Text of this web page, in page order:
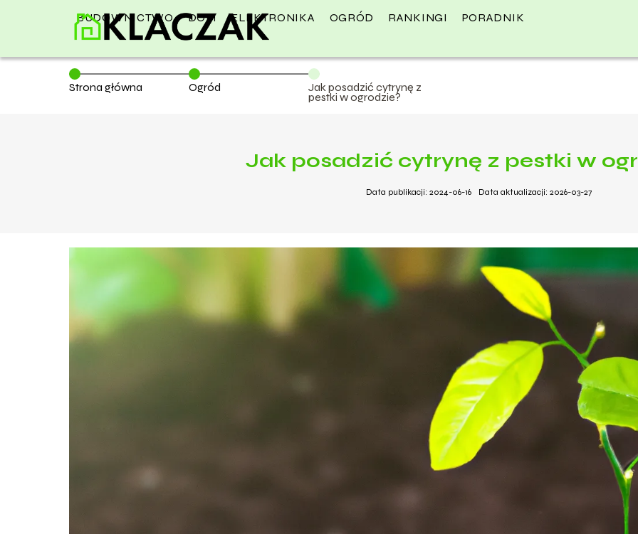
BUDOWNICTWO DOM ELEKTRONIKA OGRÓD RANKINGI PORADNIK
Strona główna Ogród Jak posadzić cytrynę z
pestki w ogrodzie?
Jak posadzić cytrynę z pestki w
Data publikacji: 2024-06-16 Data aktualizacji: 2026-03-27